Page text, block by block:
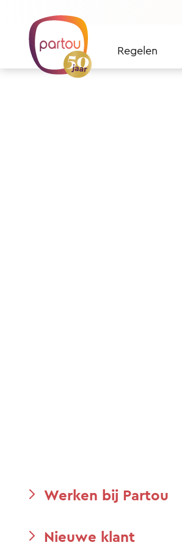
Regelen
Werken bij Partou
Nieuwe klant